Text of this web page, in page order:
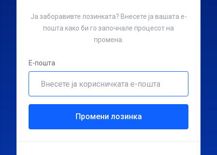
Ја заборавивте лозинката? Внесете ја вашата е-
пошта како би го започнале процесот на
промена.
Е-пошта
Промени лозинка